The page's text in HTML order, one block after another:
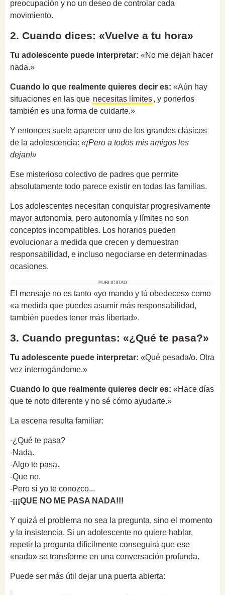
preocupación y no un deseo de controlar cada
movimiento.
2. Cuando dices: «Vuelve a tu hora»
Tu adolescente puede interpretar: «No me dejan hacer
nada.»
Cuando lo que realmente quieres decir es: «Aún hay
situaciones en las que necesitas límites, y ponerlos
también es una forma de cuidarte.»
Y entonces suele aparecer uno de los grandes clásicos
de la adolescencia: «¡Pero a todos mis amigos les
dejan!»
Ese misterioso colectivo de padres que permite
absolutamente todo parece existir en todas las familias.
Los adolescentes necesitan conquistar progresivamente
mayor autonomía, pero autonomía y límites no son
conceptos incompatibles. Los horarios pueden
evolucionar a medida que crecen y demuestran
responsabilidad, e incluso negociarse en determinadas
ocasiones.
PUBLICIDAD
El mensaje no es tanto «yo mando y tú obedeces» como
«a medida que puedes asumir más responsabilidad,
también puedes tener más libertad».
3. Cuando preguntas: «¿Qué te pasa?»
Tu adolescente puede interpretar: «Qué pesada/o. Otra
vez interrogándome.»
Cuando lo que realmente quieres decir es: «Hace días
que te noto diferente y no sé cómo ayudarte.»
La escena resulta familiar:
-¿Qué te pasa?
-Nada.
-Algo te pasa.
-Que no.
-Pero si yo te conozco...
-¡¡¡QUE NO ME PASA NADA!!!
Y quizá el problema no sea la pregunta, sino el momento
y la insistencia. Si un adolescente no quiere hablar,
repetir la pregunta difícilmente conseguirá que ese
«nada» se transforme en una conversación profunda.
Puede ser más útil dejar una puerta abierta: